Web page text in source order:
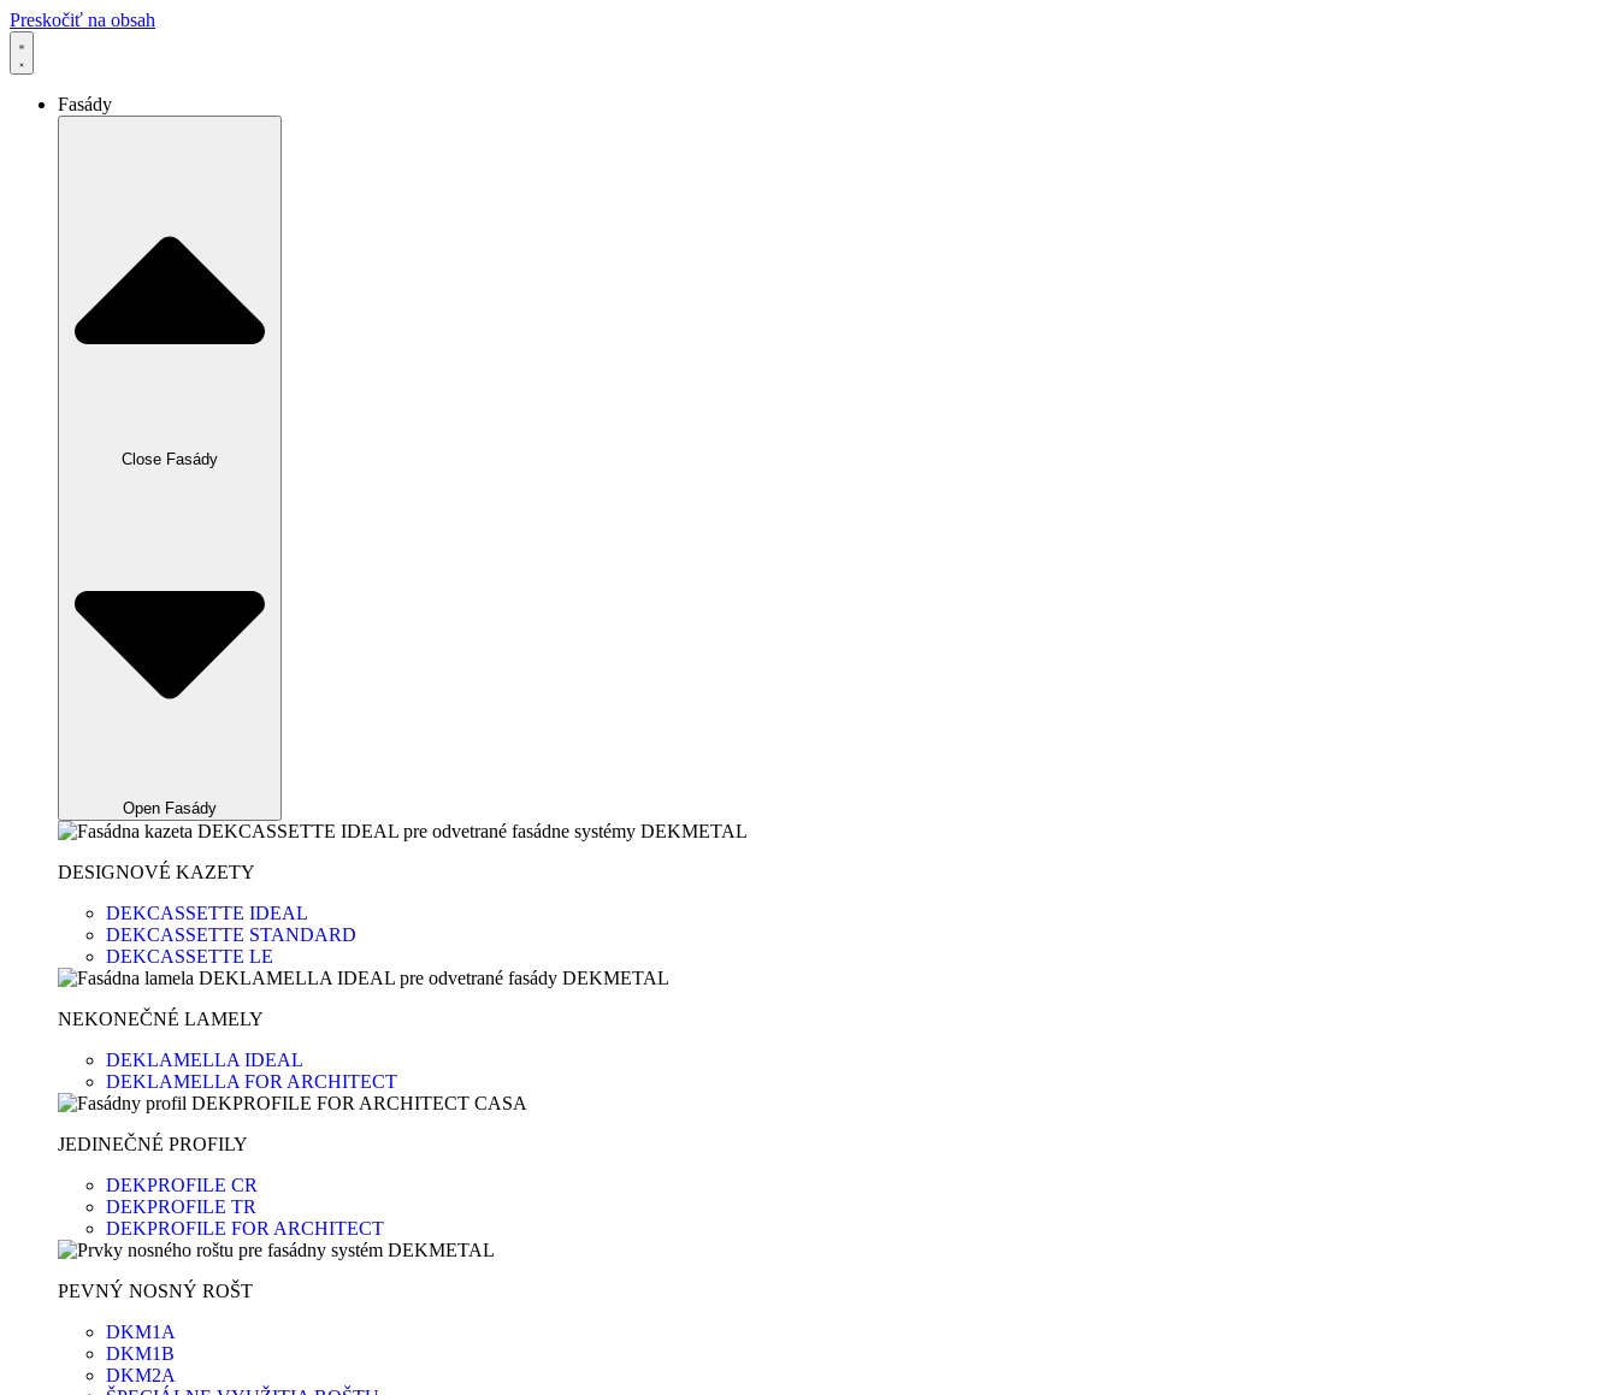
Preskočiť na obsah
Fasády
Close Fasády
Open Fasády
DESIGNOVÉ KAZETY
DEKCASSETTE IDEAL
DEKCASSETTE STANDARD
DEKCASSETTE LE
NEKONEČNÉ LAMELY
DEKLAMELLA IDEAL
DEKLAMELLA FOR ARCHITECT
JEDINEČNÉ PROFILY
DEKPROFILE CR
DEKPROFILE TR
DEKPROFILE FOR ARCHITECT
PEVNÝ NOSNÝ ROŠT
DKM1A
DKM1B
DKM2A